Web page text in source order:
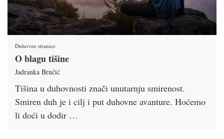
Duhovne stranice
O blagu tišine
Jadranka Brnčić
Tišina u duhovnosti znači unutarnju smirenost.
Smiren duh je i cilj i put duhovne avanture. Hoćemo
li doći u dodir …